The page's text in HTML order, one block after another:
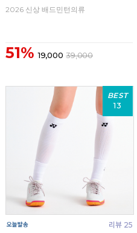
2026 신상 배드민턴의류
51% 19,000 39,000
BEST
13
리뷰 25